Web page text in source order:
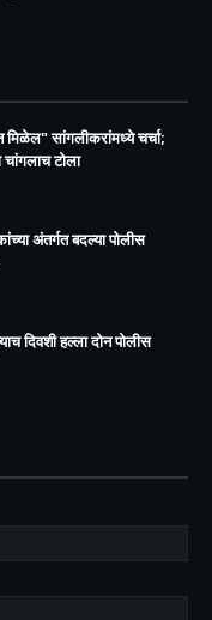
मिळेल" सांगलीकरांमध्ये चर्चा;
चांगलाच टोला
अंतर्गत बदल्या पोलीस
दिवशी हल्ला दोन पोलीस